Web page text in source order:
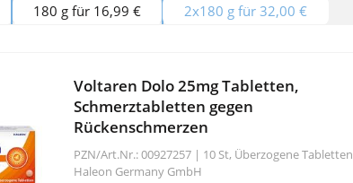
180 g für 16,99 € 2x180 g für 32,00 €
Voltaren Dolo 25mg Tabletten,
Schmerztabletten gegen
Rückenschmerzen
PZN/Art.Nr.: 00927257 | 10 St, Überzogene Tabletten
Haleon Germany GmbH